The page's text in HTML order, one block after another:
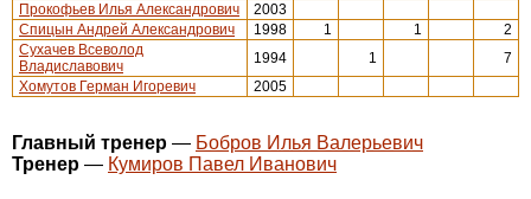
Прокофьев Илья Александрович
2003
Спицын Андрей Александрович
1998 1 1
2
Сухачев Всеволод
Владиславович
1994 1
7
Хомутов Герман Игоревич
2005
Главный тренер — Бобров Илья Валерьевич
Тренер — Кумиров Павел Иванович